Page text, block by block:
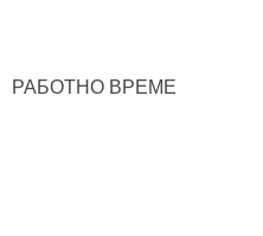
РАБОТНО ВРЕМЕ